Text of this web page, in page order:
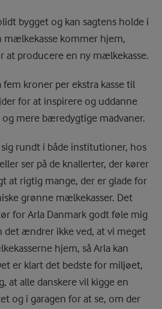
bygget og kan sagtens holde i
mælkekasse kommer hjem,
at producere en ny mælkekasse.
kroner per ekstra kasse til
for at inspirere og uddanne
mere bæredygtige madvaner.
rundt i både institutioner, hos
ser på de knallerter, der kører
at rigtig mange, der er glade for
grønne mælkekasser. Det
for Arla Danmark godt føle mig
det ændrer ikke ved, at vi meget
hjem, så Arla kan
er klart det bedste for miljøet,
at alle danskere vil kigge en
og i garagen for at se, om der